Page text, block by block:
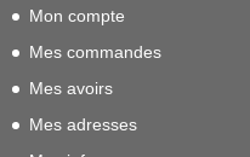
Mon compte
Mes commandes
Mes avoirs
Mes adresses